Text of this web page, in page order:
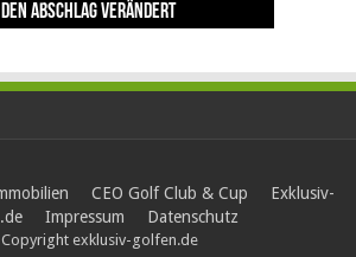
Abschlag verändert
aus
Open Geschichte
Golftrophäe zurückgeben muss
im Golfsport zählt
CEO Golf Club & Cup
Exklusiv-
Impressum Datenschutz
exklusiv-golfen.de